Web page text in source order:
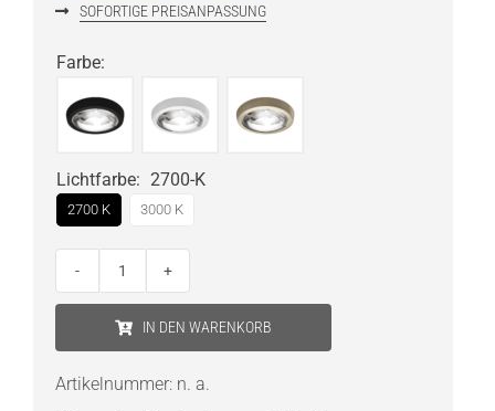
SOFORTIGE PREISANPASSUNG
Farbe:
Lichtfarbe: 2700-K
2700 K 3000 K
IN DEN WARENKORB
Artikelnummer: n. a.